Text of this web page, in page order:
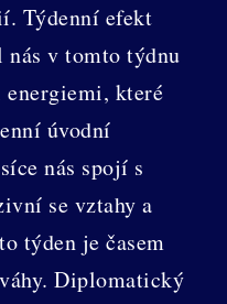
Týdenní efekt
v tomto týdnu
které
úvodní
nás spojí s
se vztahy a
týden je časem
Diplomatický